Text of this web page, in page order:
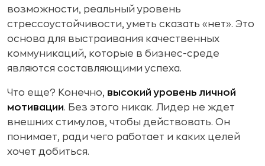
возможности, реальный уровень
стрессоустойчивости, уметь сказать «нет». Это
основа для выстраивания качественных
коммуникаций, которые в бизнес-среде
являются составляющими успеха.
Что еще? Конечно, высокий уровень личной
мотивации. Без этого никак. Лидер не ждет
внешних стимулов, чтобы действовать. Он
понимает, ради чего работает и каких целей
хочет добиться.